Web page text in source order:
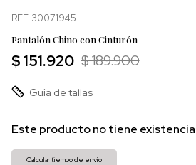
REF. 30071945
Pantalón Chino con Cinturón
$ 151.920 $ 189.900
Guia de tallas
Este producto no tiene
Calcular tiempo de envío